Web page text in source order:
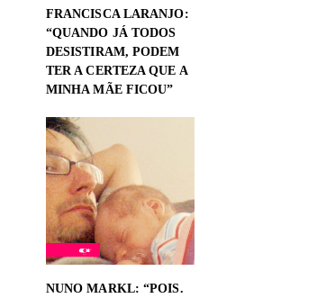
FRANCISCA LARANJO:
“QUANDO JÁ TODOS
DESISTIRAM, PODEM
TER A CERTEZA QUE A
MINHA MÃE FICOU”
NUNO MARKL: “POIS.